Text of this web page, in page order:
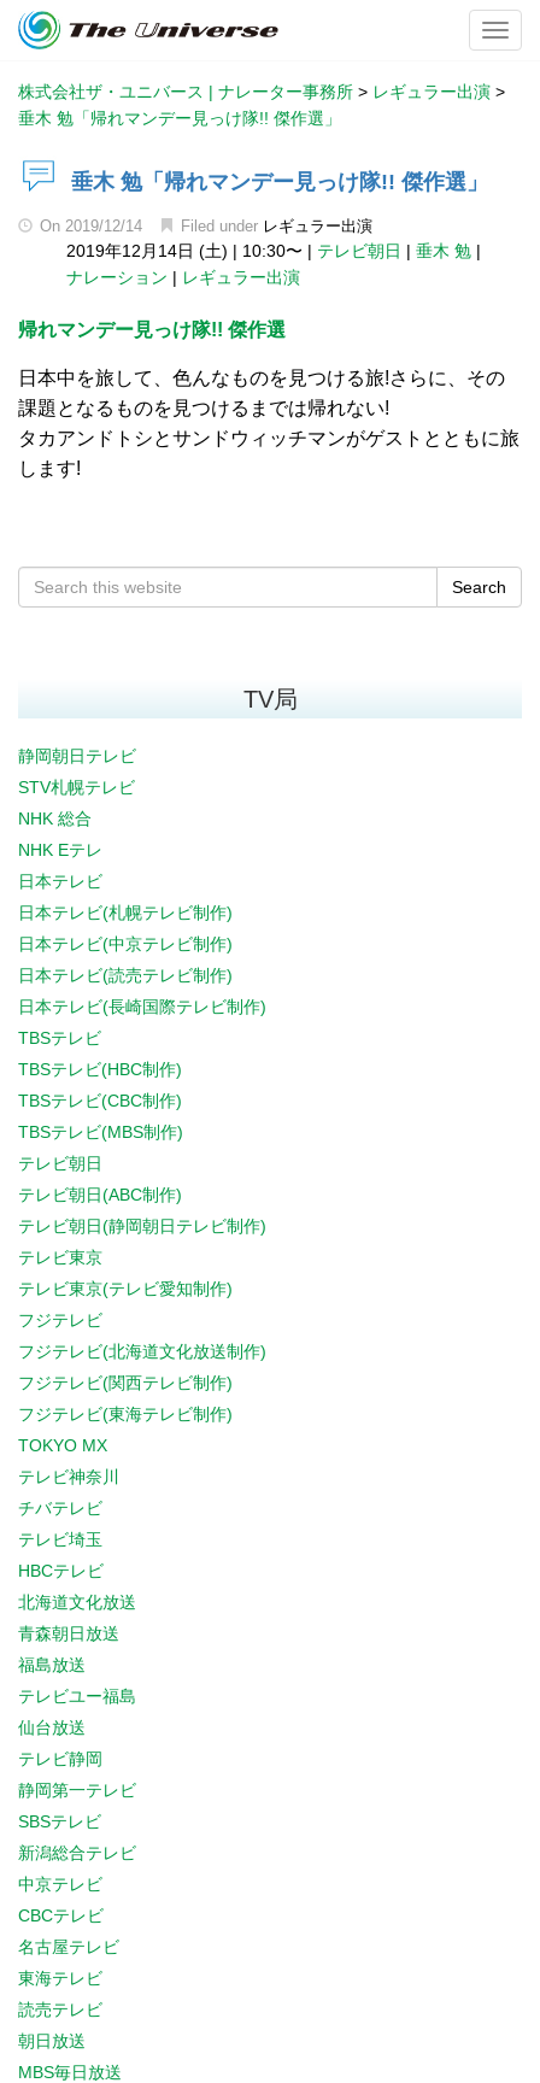
株式会社ザ・ユニバース | ナレーター事務所 > レギュラー出演 >
垂木 勉「帰れマンデー見っけ隊!! 傑作選」
垂木 勉「帰れマンデー見っけ隊!! 傑作選」
On 2019/12/14 Filed under レギュラー出演
2019年12月14日 (土) | 10:30〜 | テレビ朝日 | 垂木 勉 |
ナレーション | レギュラー出演
帰れマンデー見っけ隊!! 傑作選
日本中を旅して、色んなものを見つける旅!さらに、その
課題となるものを見つけるまでは帰れない!
タカアンドトシとサンドウィッチマンがゲストとともに旅
します!
Search
TV局
静岡朝日テレビ
STV札幌テレビ
NHK 総合
NHK Eテレ
日本テレビ
日本テレビ(札幌テレビ制作)
日本テレビ(中京テレビ制作)
日本テレビ(読売テレビ制作)
日本テレビ(長崎国際テレビ制作)
TBSテレビ
TBSテレビ(HBC制作)
TBSテレビ(CBC制作)
TBSテレビ(MBS制作)
テレビ朝日
テレビ朝日(ABC制作)
テレビ朝日(静岡朝日テレビ制作)
テレビ東京
テレビ東京(テレビ愛知制作)
フジテレビ
フジテレビ(北海道文化放送制作)
フジテレビ(関西テレビ制作)
フジテレビ(東海テレビ制作)
TOKYO MX
テレビ神奈川
チバテレビ
テレビ埼玉
HBCテレビ
北海道文化放送
青森朝日放送
福島放送
テレビユー福島
仙台放送
テレビ静岡
静岡第一テレビ
SBSテレビ
新潟総合テレビ
中京テレビ
CBCテレビ
名古屋テレビ
東海テレビ
読売テレビ
朝日放送
MBS毎日放送